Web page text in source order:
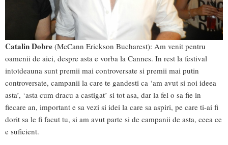
Catalin Dobre (McCann Erickson Bucharest): Am venit pentru
oamenii de aici, despre asta e vorba la Cannes. In rest la festival
intotdeauna sunt premii mai controversate si premii mai putin
controversate, campanii la care te gandesti ca ‘am avut si noi ideea
asta’, ‘asta cum dracu a castigat’ si tot asa, dar la fel o sa fie in
fiecare an, important e sa vezi si idei la care sa aspiri, pe care ti-ai fi
dorit sa le fi facut tu, si am avut parte si de campanii de asta, ceea ce
e suficient.